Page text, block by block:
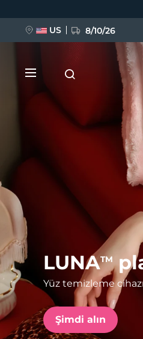
LUNATM
Yüz temizleme cihazı
Şimdi alın
US 8/10/26
FAQ™ Pure Beauty-Tech
BREAKING NEWS
issa™ Teeth Whitening Set